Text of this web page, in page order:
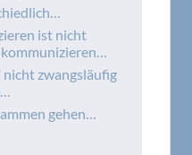
ist nicht
zwangsläufig
gehen…